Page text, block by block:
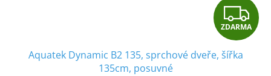
Z
D
ZDARMA
Aquatek Dynamic B2 135, sprchové dveře, šířka
135cm, posuvné